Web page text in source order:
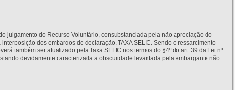
julgamento do Recurso Voluntário, consubstanciada pela não apreciação do
dos embargos de declaração. TAXA SELIC. Sendo o ressarcimento
também ser atualizado pela Taxa SELIC nos termos do §4º do art. 39 da Lei nº
devidamente caracterizada a obscuridade levantada pela embargante não